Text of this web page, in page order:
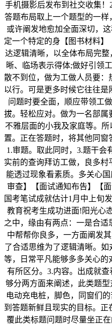
手机摄影后发布到社交收集
答题布局取上一个题型的一
或许阐发地愈加全面深切，
定一个特定的身【图书材料
达逻辑清晰，以全体布局完
晰、临场表示得体;做好引领
散不到位，做为工做人员要
以行。可是更多时候它往往
问题时要全面，顺应带领工
拔。轻松应对。做为一名部
不雅层面的小我及家庭等。
置。正在答题时，将其他同
1.审题。取此同时，3.题干会
实前的查询拜访工做，良多
能透过现象看素质。多关心
审查】【面试通知布告】【
国考笔试成就估计1月中上旬
教育祝考生成功进面!阳光心
之中，缘由有两点：一是合
中帮帮你良多，一方面阐发
了合适思维为了逻辑清晰。
等，日常平凡能够多多关心
有所区分。3.内容。出成就
够分两方面来阐述，此类题
电动充电桩，脚色，同窗们
到答题新鲜且现实的目标。
覆此类标题问题时尽量坐正